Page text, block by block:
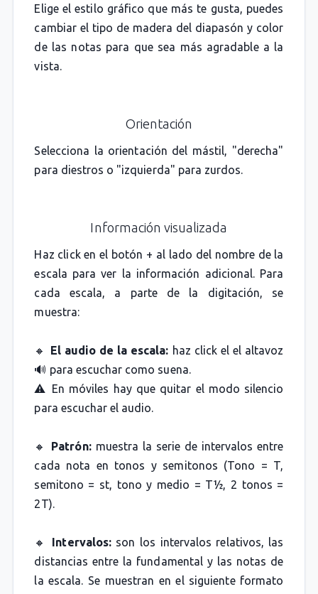
Elige el estilo gráfico que más te gusta, puedes
cambiar el tipo de madera del diapasón y color
de las notas para que sea más agradable a la
vista.
Orientación
Selecciona la orientación del mástil, "derecha"
para diestros o "izquierda" para zurdos.
Información visualizada
Haz click en el botón + al lado del nombre de la
escala para ver la información adicional. Para
cada escala, a parte de la digitación, se
muestra:
🔸 El audio de la escala: haz click el el altavoz
🔊 para escuchar como suena.
⚠️ En móviles hay que quitar el modo silencio
para escuchar el audio.
🔸 Patrón:muestra la serie de intervalos entre
cada nota en tonos y semitonos (Tono = T,
semitono = st, tono y medio = T½, 2 tonos =
2T).
🔸 Intervalos:son los intervalos relativos, las
distancias entre la fundamental y las notas de
la escala. Se muestran en el siguiente formato